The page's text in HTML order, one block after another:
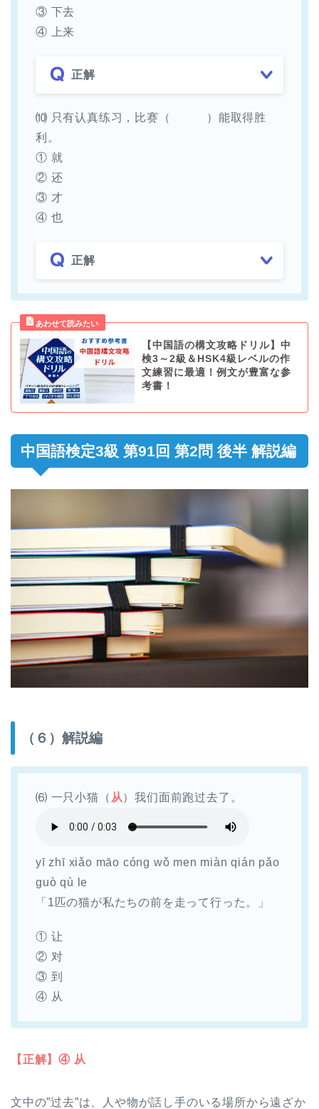
③ 下去
④ 上来
正解
⑽ 只有认真练习，比赛（ ）能取得胜
利。
① 就
② 还
③ 才
④ 也
正解
【中国語の構文攻略ドリル】中
検3～2級＆HSK4級レベルの作
文練習に最適！例文が豊富な参
考書！
中国語検定3級 第91回 第2問 後半 解説編
（６）解説編
⑹ 一只小猫（ 从）我们面前跑过去了。
yī zhī xiǎo māo cóng wǒ men miàn qián pǎo
guò qù le
「1匹の猫が私たちの前を走って行った。」
① 让
② 对
③ 到
④ 从
【正解】④ 从
文中の”过去”は、人や物が話し手のいる場所から遠ざか